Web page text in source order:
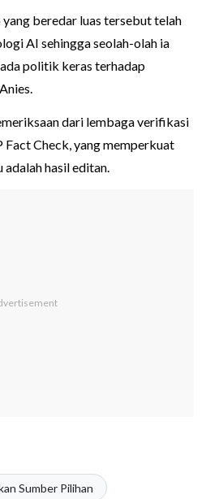
beredar luas tersebut telah
AI sehingga seolah-olah ia
politik keras terhadap
dari lembaga verifikasi
Fact Check, yang memperkuat
hasil editan.
Sumber Pilihan